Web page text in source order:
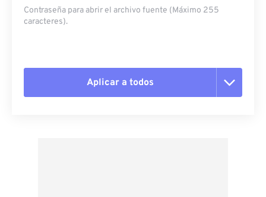
Contraseña para abrir el archivo fuente (Máximo 255
caracteres).
Aplicar a todos